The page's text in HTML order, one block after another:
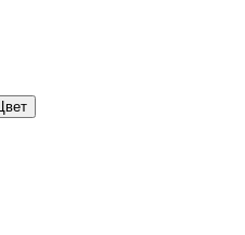
Цвет